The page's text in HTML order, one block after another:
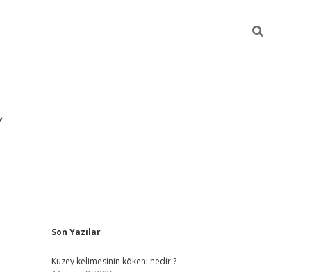
Sidebar
Son Yazılar
Kuzey kelimesinin kökeni nedir ?